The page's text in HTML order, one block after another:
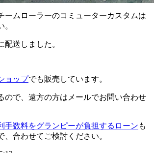
ームローラーのコミューターカスタムは
。
配送しました。
ョップでも販売しています。
ので、遠方の方はメールでお問い合わせ
手数料をグランピーが負担するローン も
、合わせてご検討ください。